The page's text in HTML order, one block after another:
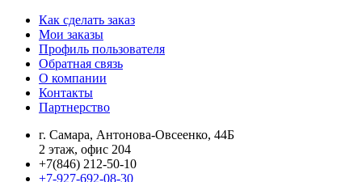
Как сделать заказ
Мои заказы
Профиль пользователя
Обратная связь
О компании
Контакты
Партнерство
г. Самара, Антонова-Овсеенко, 44Б
2 этаж, офис 204
+7(846) 212-50-10
+7-927-692-08-30